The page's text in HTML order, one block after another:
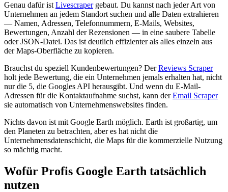
Genau dafür ist Livescrapergebaut. Du kannst nach jeder Art von
Unternehmen an jedem Standort suchen und alle Daten extrahieren
— Namen, Adressen, Telefonnummern, E-Mails, Websites,
Bewertungen, Anzahl der Rezensionen — in eine saubere Tabelle
oder JSON-Datei. Das ist deutlich effizienter als alles einzeln aus
der Maps-Oberfläche zu kopieren.
Brauchst du speziell Kundenbewertungen? DerReviews Scraper
holt jede Bewertung, die ein Unternehmen jemals erhalten hat, nicht
nur die 5, die Googles API herausgibt. Und wenn du E-Mail-
Adressen für die Kontaktaufnahme suchst, kann derEmail Scraper
sie automatisch von Unternehmenswebsites finden.
Nichts davon ist mit Google Earth möglich. Earth ist großartig, um
den Planeten zu betrachten, aber es hat nicht die
Unternehmensdatenschicht, die Maps für die kommerzielle Nutzung
so mächtig macht.
Wofür Profis Google Earth tatsächlich
nutzen